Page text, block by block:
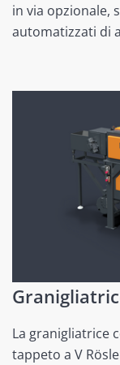
in via opzionale,
automatizzati di
La granigliatrice
tappeto a V